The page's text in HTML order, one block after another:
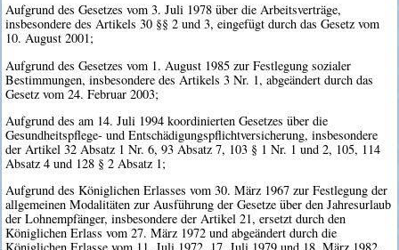
Aufgrund des Gesetzes vom 3. Juli 1978 über die Arbeitsverträge,
insbesondere des Artikels 30 §§ 2 und 3, eingefügt durch das Gesetz vom
10. August 2001;
Aufgrund des Gesetzes vom 1. August 1985 zur Festlegung sozialer
Bestimmungen, insbesondere des Artikels 3 Nr. 1, abgeändert durch das
Gesetz vom 24. Februar 2003;
Aufgrund des am 14. Juli 1994 koordinierten Gesetzes über die
Gesundheitspflege- und Entschädigungspflichtversicherung, insbesondere
der Artikel 32 Absatz 1 Nr. 6, 93 Absatz 7, 103 § 1 Nr. 1 und 2, 105, 114
Absatz 4 und 128 § 2 Absatz 1;
Aufgrund des Königlichen Erlasses vom 30. März 1967 zur Festlegung der
allgemeinen Modalitäten zur Ausführung der Gesetze über den Jahresurlaub
der Lohnempfänger, insbesondere der Artikel 21, ersetzt durch den
Königlichen Erlass vom 27. März 1972 und abgeändert durch die